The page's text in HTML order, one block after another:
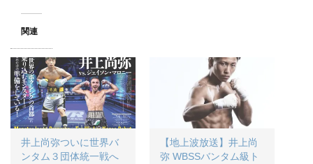
関連
井上尚弥ついに世界バ
ンタム３団体統一戦へ
【地上波放送】井上尚
弥 WBSSバンタム級ト